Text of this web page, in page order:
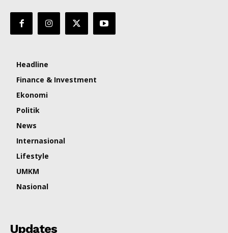
Headline
Finance & Investment
Ekonomi
Politik
News
Internasional
Lifestyle
UMKM
Nasional
Updates